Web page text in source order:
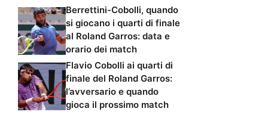
Berrettini-Cobolli, quando
si giocano i quarti di finale
al Roland Garros: data e
orario dei match
Flavio Cobolli ai quarti di
finale del Roland Garros:
l’avversario e quando
gioca il prossimo match